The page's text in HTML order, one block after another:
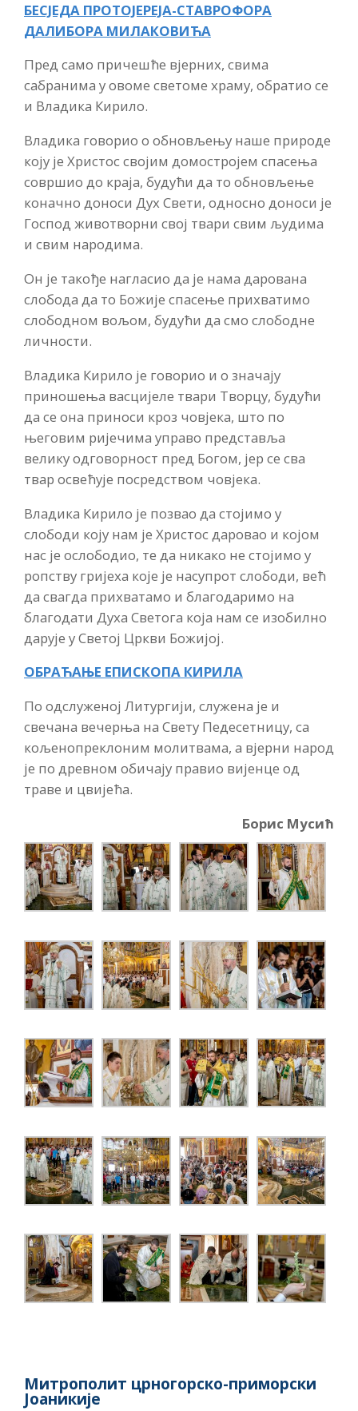
БЕСЈЕДА ПРОТОЈЕРЕЈА-СТАВРОФОРА
ДАЛИБОРА МИЛАКОВИЋА
Пред само причешће вјерних, свима
сабранима у овоме светоме храму, обратио се
и Владика Кирило.
Владика говорио о обновљењу наше природе
коју је Христос својим домостројем спасења
совршио до краја, будући да то обновљење
коначно доноси Дух Свети, односно доноси је
Господ животворни свој твари свим људима
и свим народима.
Он је такође нагласио да је нама дарована
слобода да то Божије спасење прихватимо
слободном вољом, будући да смо слободне
личности.
Владика Кирило је говорио и о значају
приношења васцијеле твари Творцу, будући
да се она приноси кроз човјека, што по
његовим ријечима управо представља
велику одговорност пред Богом, јер се сва
твар освећује посредством човјека.
Владика Кирило је позвао да стојимо у
слободи коју нам је Христос даровао и којом
нас је ослободио, те да никако не стојимо у
ропству гријеха које је насупрот слободи, већ
да свагда прихватамо и благодаримо на
благодати Духа Светога која нам се изобилно
дарује у Светој Цркви Божијој.
ОБРАЋАЊЕ ЕПИСКОПА КИРИЛА
По одслуженој Литургији, служена је и
свечана вечерња на Свету Педесетницу, са
кољенопреклоним молитвама, а вјерни народ
је по древном обичају правио вијенце од
траве и цвијећа.
Борис Мусић
Митрополит црногорско-приморски
Јоаникије